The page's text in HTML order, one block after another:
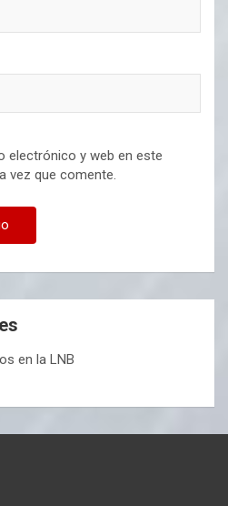
electrónico y web en este
vez que comente.
en la LNB